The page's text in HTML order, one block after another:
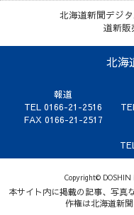
北海道新聞デジタ
道新販
北海
報道
TEL 0166-21-2516
FAX 0166-21-2517
Copyright©
本サイト内に掲載の記事、写真
作権は北海道新